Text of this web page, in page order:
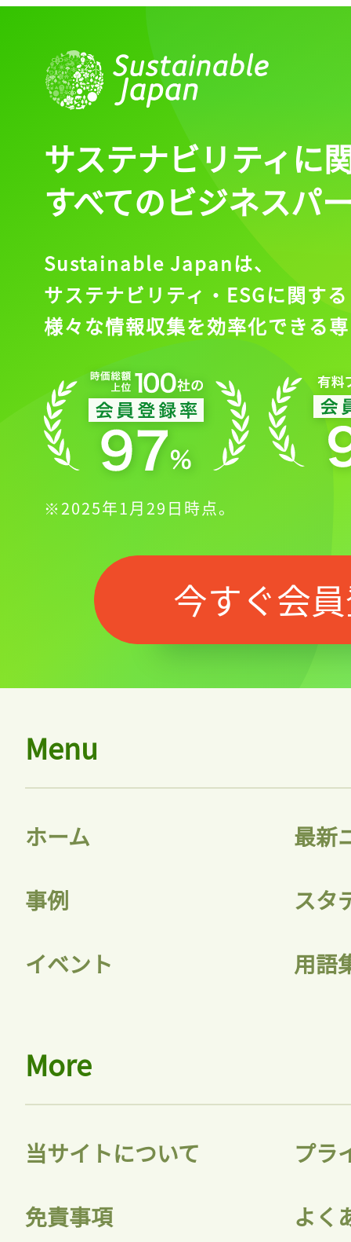
サステナビリティに
すべてのビジネスパ
Sustainable Japanは、
サステナビリティ・ESGに関する
様々な情報収集を効率化できる
※2025年1月29日時点。
今すぐ会
Menu
ホーム 最新
事例 スタ
イベント 用語
More
当サイトについて プラ
免責事項 よく